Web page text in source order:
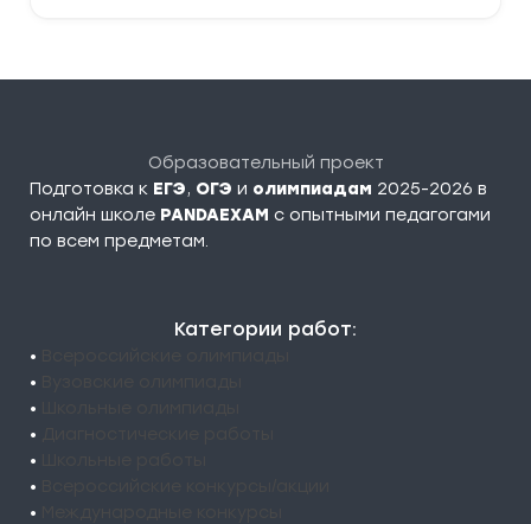
Образовательный проект
Подготовка к ЕГЭ, ОГЭ и олимпиадам 2025-2026 в
онлайн школе PANDAEXAM c опытными педагогами
по всем предметам.
Категории работ:
•
•
•
•
•
•
•